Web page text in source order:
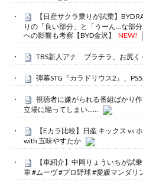
【日産サクラ乗りが試乗】BYD
りの「良い部分」と「うーん…な部
への影響も考察【BYD金沢】
NEW!
TBS新人アナ ブラチラ、お尻く
弾幕STG『カラドリウス2』、
視聴者に嫌がられる番組ばかり
立場に陥ってしまい……
【Eカラ比較】日産 キックス vs
with 五味やすたか
【車紹介】中岡りょういちが試
車 #ムーヴ #プロ野球 #愛媛マンダリ